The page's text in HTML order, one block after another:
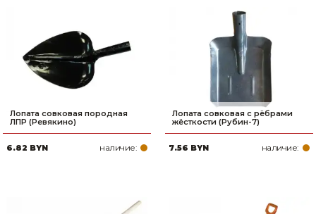
Лопата совковая породная
ЛПР (Ревякино)
6.82 BYN наличие:
Лопата совковая с рёбрами
жёсткости (Рубин-7)
7.56 BYN наличие: